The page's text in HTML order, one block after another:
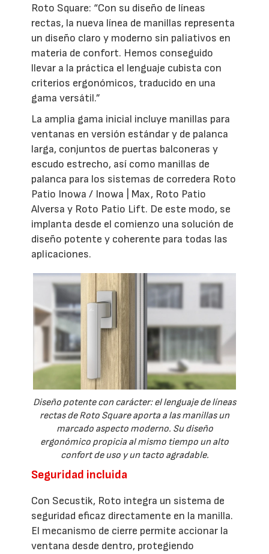
Roto Square: “Con su diseño de líneas
rectas, la nueva línea de manillas representa
un diseño claro y moderno sin paliativos en
materia de confort. Hemos conseguido
llevar a la práctica el lenguaje cubista con
criterios ergonómicos, traducido en una
gama versátil.”
La amplia gama inicial incluye manillas para
ventanas en versión estándar y de palanca
larga, conjuntos de puertas balconeras y
escudo estrecho, así como manillas de
palanca para los sistemas de corredera Roto
Patio Inowa / Inowa | Max, Roto Patio
Alversa y Roto Patio Lift. De este modo, se
implanta desde el comienzo una solución de
diseño potente y coherente para todas las
aplicaciones.
Diseño potente con carácter: el lenguaje de líneas
rectas de Roto Square aporta a las manillas un
marcado aspecto moderno. Su diseño
ergonómico propicia al mismo tiempo un alto
confort de uso y un tacto agradable.
Seguridad incluida
Con Secustik, Roto integra un sistema de
seguridad eficaz directamente en la manilla.
El mecanismo de cierre permite accionar la
ventana desde dentro, protegiendo